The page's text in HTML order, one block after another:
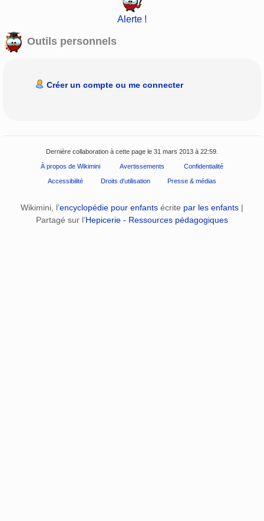
Alerte !
Outils personnels
Créer un compte ou me connecter
Dernière collaboration à cette page le 31 mars 2013 à 22:59.
À propos de Wikimini Avertissements Confidentialité
Accessibilité Droits d'utilisation Presse & médias
Wikimini, l’encyclopédie pour enfants écrite par les enfants |
Partagé sur l’Hepicerie - Ressources pédagogiques